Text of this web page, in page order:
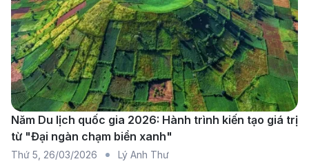
United Airlines - Hàng hàng không khai thác chuyến
bay từ TP. Hồ Chí Minh đi Nashville (Nguồn: Internet)
Năm Du lịch quốc gia 2026: Hành trình kiến tạo giá trị
từ "Đại ngàn chạm biển xanh"
Thứ 5 26/03/2026 Lý Anh Thư